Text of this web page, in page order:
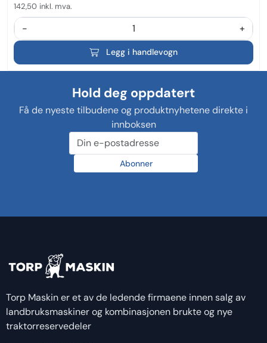
142,50 inkl. mva.
- +
Legg i handlevogn
Hold deg oppdatert
Få de nyeste tilbudene og produktnyhetene direkte i
innboksen
Abonner
Torp Maskin er et av de ledende firmaene innen salg av
landbruksmaskiner og kombinasjonen brukte og nye
traktorreservedeler